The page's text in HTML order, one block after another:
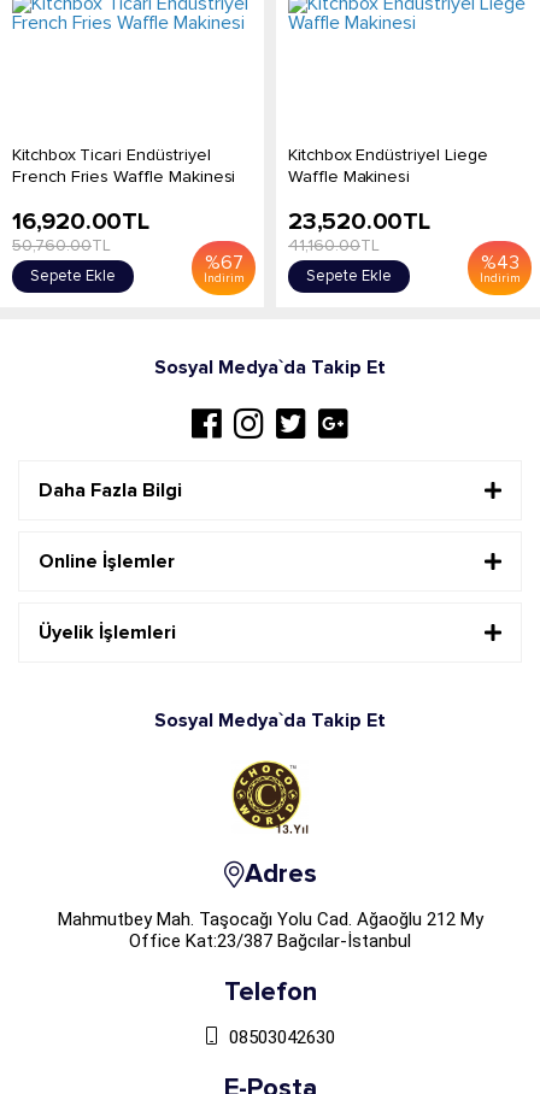
Kitchbox Ticari Endüstriyel
French Fries Waffle Makinesi
%67
İndirim
16,920.00TL
50,760.00TL
Sepete Ekle
Kitchbox Endüstriyel Liege
Waffle Makinesi
%43
İndirim
23,520.00TL
41,160.00TL
Sepete Ekle
Sosyal Medya`da Takip Et
Daha Fazla Bilgi
Online İşlemler
Üyelik İşlemleri
Sosyal Medya`da Takip Et
Adres
Mahmutbey Mah. Taşocağı Yolu Cad. Ağaoğlu 212 My
Office Kat:23/387 Bağcılar-İstanbul
Telefon
08503042630